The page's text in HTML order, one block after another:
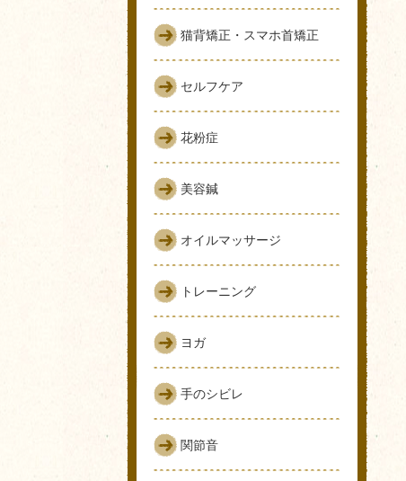
猫背矯正・スマホ首矯正
セルフケア
花粉症
美容鍼
オイルマッサージ
トレーニング
ヨガ
手のシビレ
関節音